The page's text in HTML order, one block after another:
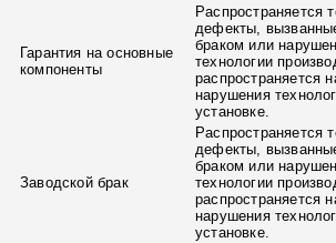
Гарантия на основные
компоненты
Распространяется
дефекты,
браком или
технологии
распространяется
нарушения
установке.
Заводской брак
Распространяется
дефекты,
браком или
технологии
распространяется
нарушения
установке.